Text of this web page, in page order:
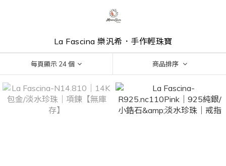
La Fascina 樂汎希．手作輕珠寶
每頁顯示 24 個 商品排序